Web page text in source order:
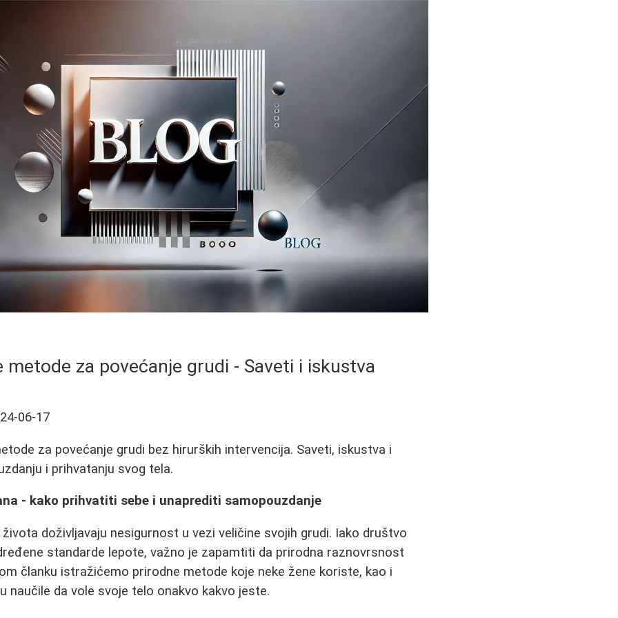
metode za povećanje grudi - Saveti i iskustva
06-17
za povećanje grudi bez hirurških intervencija. Saveti, iskustva i
i prihvatanju svog tela.
- kako prihvatiti sebe i unaprediti samopouzdanje
doživljavaju nesigurnost u vezi veličine svojih grudi. Iako društvo
standarde lepote, važno je zapamtiti da prirodna raznovrsnost
članku istražićemo prirodne metode koje neke žene koriste, kao i
naučile da vole svoje telo onakvo kakvo jeste.